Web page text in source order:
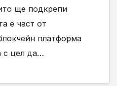
ще подкрепи
е част от
платформа
с цел да…